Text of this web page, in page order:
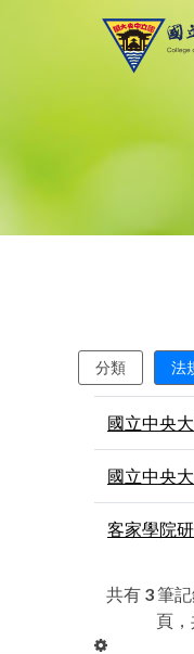
分類 法
國立中央
國立中央
客家學院
共有 3筆
頁